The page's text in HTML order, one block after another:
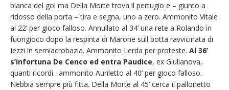
bianca del gol ma Della Morte trova il pertugio e – giunto a
ridosso della porta – tira e segna, uno a zero. Ammonito Vitale
al 22’ per gioco falloso. Annullato al 34’ una rete a Rolando in
fuorigioco dopo la respinta di Marone sull botta ravvicinata di
Iezzi in semiacrobazia. Ammonito Lerda per proteste. Al 36’
s’infortuna De Cenco ed entra Paudice, ex Giulianova,
quanti ricordi…ammonito Auriletto al 40’ per gioco falloso.
Nebbia sempre più fitta. Della Morte al 45’ cerca il pallonetto